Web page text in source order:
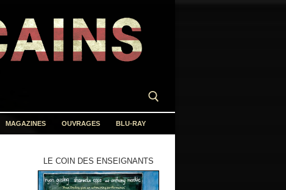
MAGAZINES OUVRAGES BLU-RAY
LE COIN DES ENSEIGNANTS